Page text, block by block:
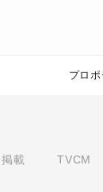
プロ
載 TVCM